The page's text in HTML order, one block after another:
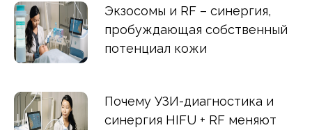
Экзосомы и RF – синергия,
пробуждающая собственный
потенциал кожи
Почему УЗИ-диагностика и
синергия HIFU + RF меняют